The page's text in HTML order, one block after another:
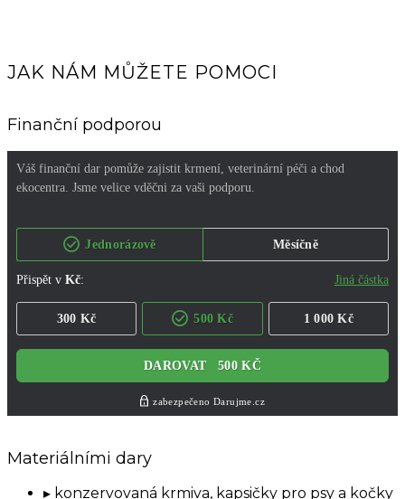
JAK NÁM MŮŽETE POMOCI
Finanční podporou
Materiálními dary
konzervovaná krmiva, kapsičky pro psy a kočky